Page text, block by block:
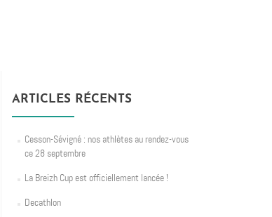
ARTICLES RÉCENTS
Cesson-Sévigné : nos athlètes au rendez-vous
ce 28 septembre
La Breizh Cup est officiellement lancée !
Decathlon